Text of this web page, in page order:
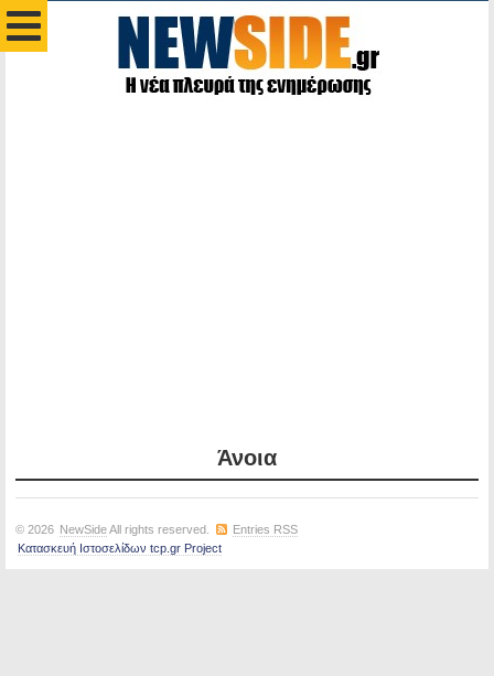
Άνοια
© 2026 NewSideAll rights reserved.
Entries RSS
Κατασκευή Ιστοσελίδων tcp.gr Project